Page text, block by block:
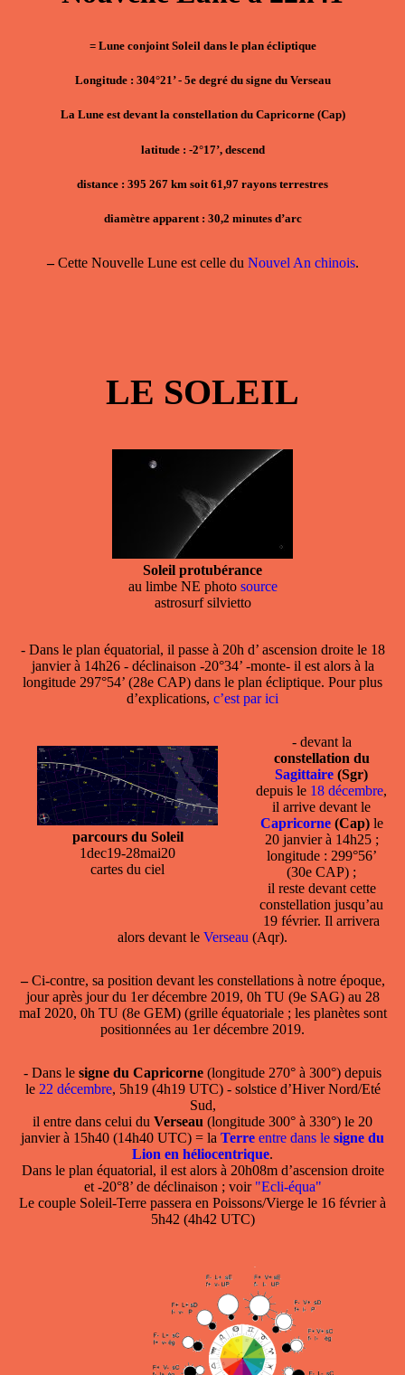
= Lune conjoint Soleil dans le plan écliptique
Longitude : 304°21’ - 5e degré du signe du Verseau
La Lune est devant la constellation du Capricorne (Cap)
latitude : -2°17’, descend
distance : 395 267 km soit 61,97 rayons terrestres
diamètre apparent : 30,2 minutes d’arc
–Cette Nouvelle Lune est celle du Nouvel An chinois.
LE SOLEIL
Soleil protubérance
au limbe NE photo source
astrosurf silvietto
- Dans le plan équatorial, il passe à 20h d’ ascension droite le 18
janvier à 14h26 - déclinaison -20°34’ -monte- il est alors à la
longitude 297°54’ (28e CAP) dans le plan écliptique. Pour plus
d’explications, c’est par ici
parcours du Soleil
1dec19-28mai20
cartes du ciel
- devant la
constellation du
Sagittaire (Sgr)
depuis le 18 décembre,
il arrive devant le
Capricorne(Cap) le
20 janvier à 14h25 ;
longitude : 299°56’
(30e CAP) ;
il reste devant cette
constellation jusqu’au
19 février. Il arrivera
alors devant le Verseau (Aqr).
–Ci-contre, sa position devant les constellations à notre époque,
jour après jour du 1er décembre 2019, 0h TU (9e SAG) au 28
maI 2020, 0h TU (8e GEM) (grille équatoriale ; les planètes sont
positionnées au 1er décembre 2019.
- Dans le signe du Capricorne (longitude 270° à 300°) depuis
le 22 décembre, 5h19 (4h19 UTC) - solstice d’Hiver Nord/Eté
Sud,
il entre dans celui du Verseau (longitude 300° à 330°) le 20
janvier à 15h40 (14h40 UTC) = la Terre entre dans le signe du
Lion en héliocentrique.
Dans le plan équatorial, il est alors à 20h08m d’ascension droite
et -20°8’ de déclinaison ; voir "Ecli-équa"
Le couple Soleil-Terre passera en Poissons/Vierge le 16 février à
5h42 (4h42 UTC)